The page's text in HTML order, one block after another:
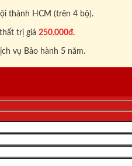
thành HCM (trên 4 bộ).
trị giá 250.000đ.
vụ Bảo hành 5 năm.